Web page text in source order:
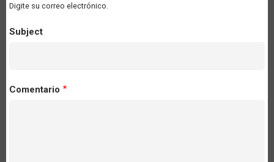
Digite su correo electrónico.
Subject
Comentario